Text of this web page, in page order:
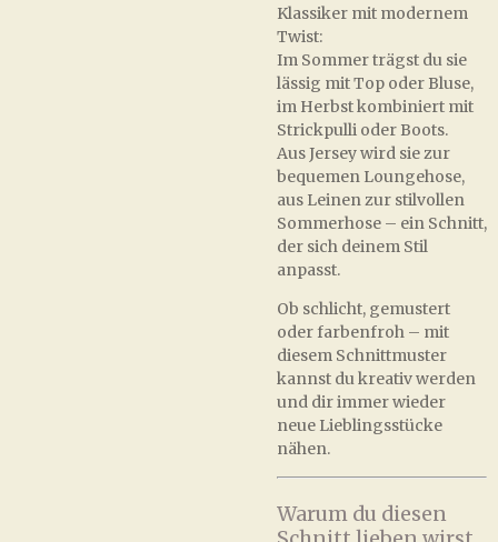
Klassiker mit modernem
Twist:
Im Sommer trägst du sie
lässig mit Top oder Bluse,
im Herbst kombiniert mit
Strickpulli oder Boots.
Aus Jersey wird sie zur
bequemen Loungehose,
aus Leinen zur stilvollen
Sommerhose – ein Schnitt,
der sich deinem Stil
anpasst.
Ob schlicht, gemustert
oder farbenfroh – mit
diesem Schnittmuster
kannst du kreativ werden
und dir immer wieder
neue Lieblingsstücke
nähen.
Warum du diesen